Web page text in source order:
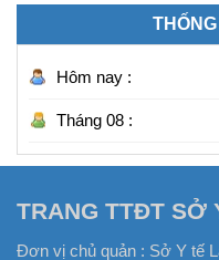
Hôm nay :
Tháng 08 :
TRANG TTĐT SỞ
Đơn vị chủ quản : Sở Y tế